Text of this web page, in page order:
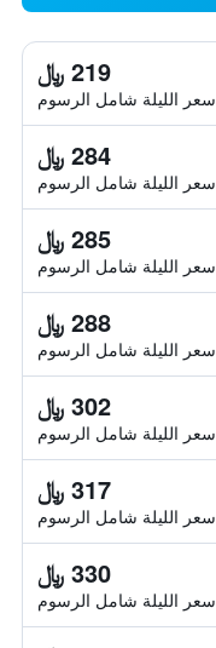
219 ﷼
سعر الليلة شامل الرسوم
284 ﷼
سعر الليلة شامل الرسوم
285 ﷼
سعر الليلة شامل الرسوم
288 ﷼
سعر الليلة شامل الرسوم
302 ﷼
سعر الليلة شامل الرسوم
317 ﷼
سعر الليلة شامل الرسوم
330 ﷼
سعر الليلة شامل الرسوم